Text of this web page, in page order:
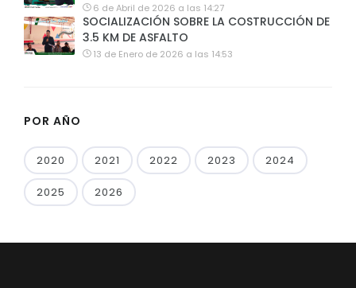
6 de Abril de 2026 a las 14:27
SOCIALIZACIÓN SOBRE LA COSTRUCCIÓN DE
3.5 KM DE ASFALTO
13 de Enero de 2026 a las 14:53
POR AÑO
2020 2021 2022 2023 2024
2025 2026